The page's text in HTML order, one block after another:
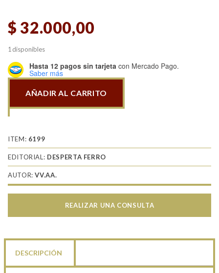
$ 32.000,00
1 disponibles
Hasta 12 pagos sin tarjeta con Mercado Pago.
Saber más
046
Bien
Phu
cantidad
AÑADIR AL CARRITO
ITEM: 6199
EDITORIAL: DESPERTA FERRO
AUTOR:VV.AA.
REALIZAR UNA CONSULTA
DESCRIPCIÓN